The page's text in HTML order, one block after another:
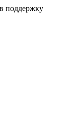
поддержку